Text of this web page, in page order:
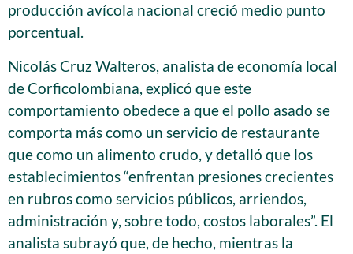
producción avícola nacional creció medio punto
porcentual.
Nicolás Cruz Walteros, analista de economía local
de Corficolombiana, explicó que este
comportamiento obedece a que el pollo asado se
comporta más como un servicio de restaurante
que como un alimento crudo, y detalló que los
establecimientos “enfrentan presiones crecientes
en rubros como servicios públicos, arriendos,
administración y, sobre todo, costos laborales”. El
analista subrayó que, de hecho, mientras la